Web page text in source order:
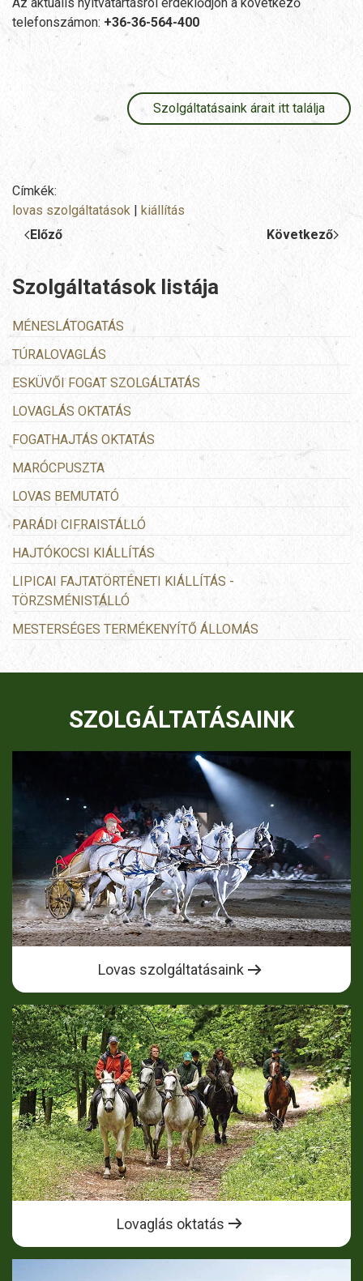
Az aktuális nyitvatartásról érdeklődjön a következő
telefonszámon: +36-36-564-400
Szolgáltatásaink árait itt találja
Címkék:
lovas szolgáltatások
kiállítás
Előző
Következő
Szolgáltatások listája
MÉNESLÁTOGATÁS
TÚRALOVAGLÁS
ESKÜVŐI FOGAT SZOLGÁLTATÁS
LOVAGLÁS OKTATÁS
FOGATHAJTÁS OKTATÁS
MARÓCPUSZTA
LOVAS BEMUTATÓ
PARÁDI CIFRAISTÁLLÓ
HAJTÓKOCSI KIÁLLÍTÁS
LIPICAI FAJTATÖRTÉNETI KIÁLLÍTÁS -
TÖRZSMÉNISTÁLLÓ
MESTERSÉGES TERMÉKENYÍTŐ ÁLLOMÁS
SZOLGÁLTATÁSAINK
Lovas szolgáltatásaink
Lovaglás oktatás